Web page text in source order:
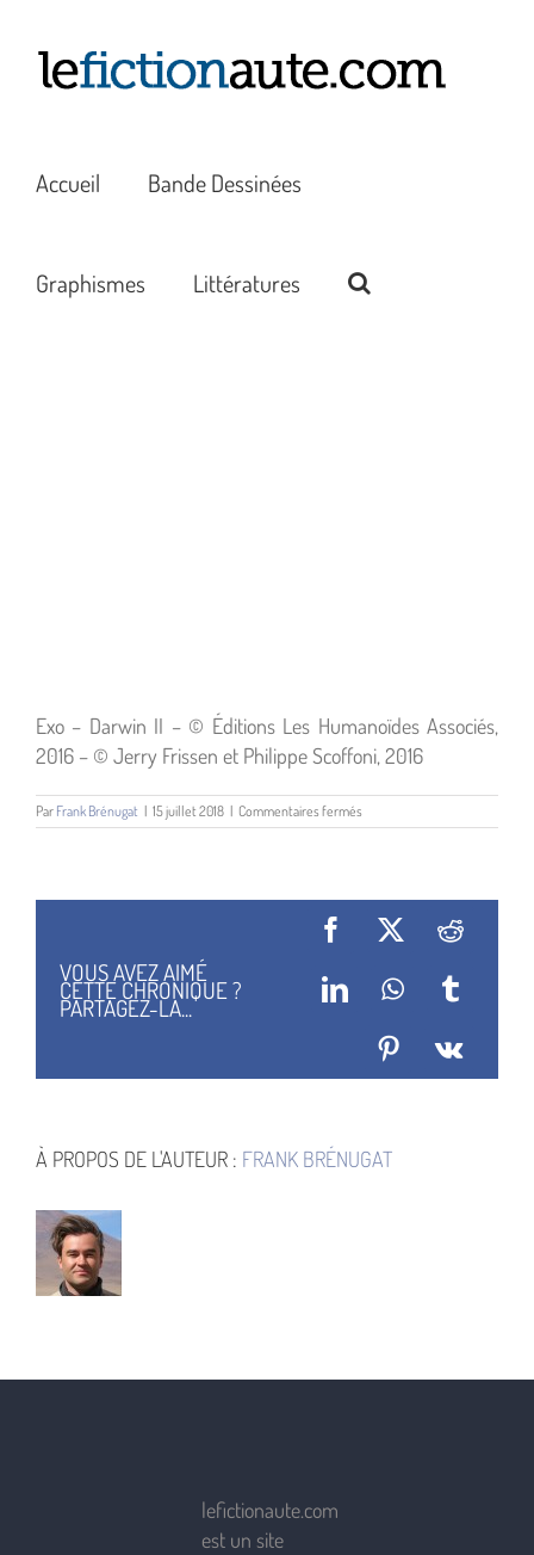
contenu
Accueil Bande Dessinées
Graphismes Littératures
Exo – Darwin II – © Éditions Les Humanoïdes Associés,
2016 – © Jerry Frissen et Philippe Scoffoni, 2016
Par Frank Brénugat | 15 juillet 2018 | Commentaires ferméssur
Darwin-
VOUS AVEZ AIMÉ
CETTE CHRONIQUE ?
PARTAGEZ-LA...
Facebook
X Reddit
LinkedInWhatsApp
Tumblr
Pinterest
Vk
À PROPOS DE L'AUTEUR : FRANK BRÉNUGAT
lefictionaute.com
est un site